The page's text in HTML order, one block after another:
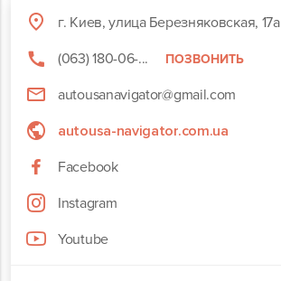
г. Киев, улица Березняковская, 17а
(063) 180-06-...
ПОЗВОНИТЬ
autousanavigator@gmail.com
autousa-navigator.com.ua
Facebook
Instagram
Youtube